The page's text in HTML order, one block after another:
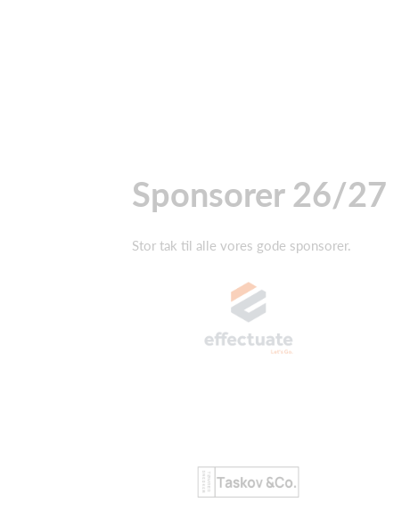
Sponsorer 26/27
Stor tak til alle vores gode sponsorer.